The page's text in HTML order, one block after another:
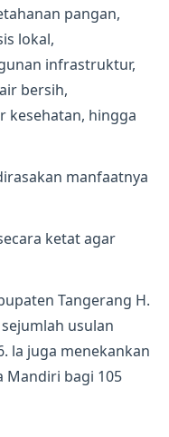
pangan,
lokal,
infrastruktur,
bersih,
kesehatan, hingga
manfaatnya
ketat agar
Tangerang H.
sejumlah usulan
la juga menekankan
Mandiri bagi 105